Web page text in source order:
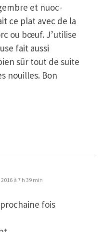
et nuoc-
ce plat avec de la
ou bœuf. J’utilise
fait aussi
sûr tout de suite
nouilles. Bon
à 7 h 39 min
fois